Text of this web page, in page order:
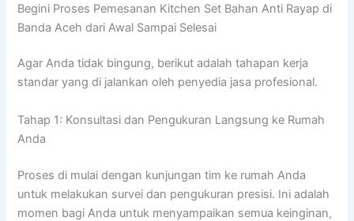
Begini Proses Pemesanan Kitchen Set Bahan Anti Rayap di
Banda Aceh dari Awal Sampai Selesai
Agar Anda tidak bingung, berikut adalah tahapan kerja
standar yang di jalankan oleh penyedia jasa profesional.
Tahap 1: Konsultasi dan Pengukuran Langsung ke Rumah
Anda
Proses di mulai dengan kunjungan tim ke rumah Anda
untuk melakukan survei dan pengukuran presisi. Ini adalah
momen bagi Anda untuk menyampaikan semua keinginan,